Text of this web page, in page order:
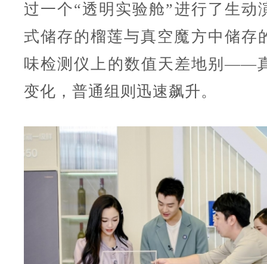
过一个“透明实验舱”进行了生动
式储存的榴莲与真空魔方中储存
味检测仪上的数值天差地别——
变化，普通组则迅速飙升。